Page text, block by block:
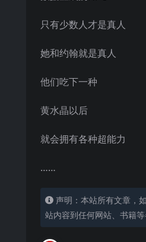
只有少数人才是真人
她和约翰就是真人
他们吃下一种
黄水晶以后
就会拥有各种超能力
……
声明：本站所有文章，
站内容到任何网站、书籍